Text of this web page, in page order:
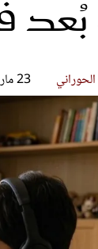
23 مارس 2026